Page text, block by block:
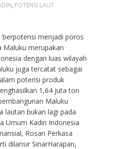
, POTENSI LAUT
berpotensi menjadi poros
merupakan
dengan luas wilayah
juga tercatat sebagai
potensi produk
1,64 juta ton
Maluku
lautan bukan lagi pada
Umum Kadin Indonesia
Rosan Perkasa
dilansir SinarHarapan,